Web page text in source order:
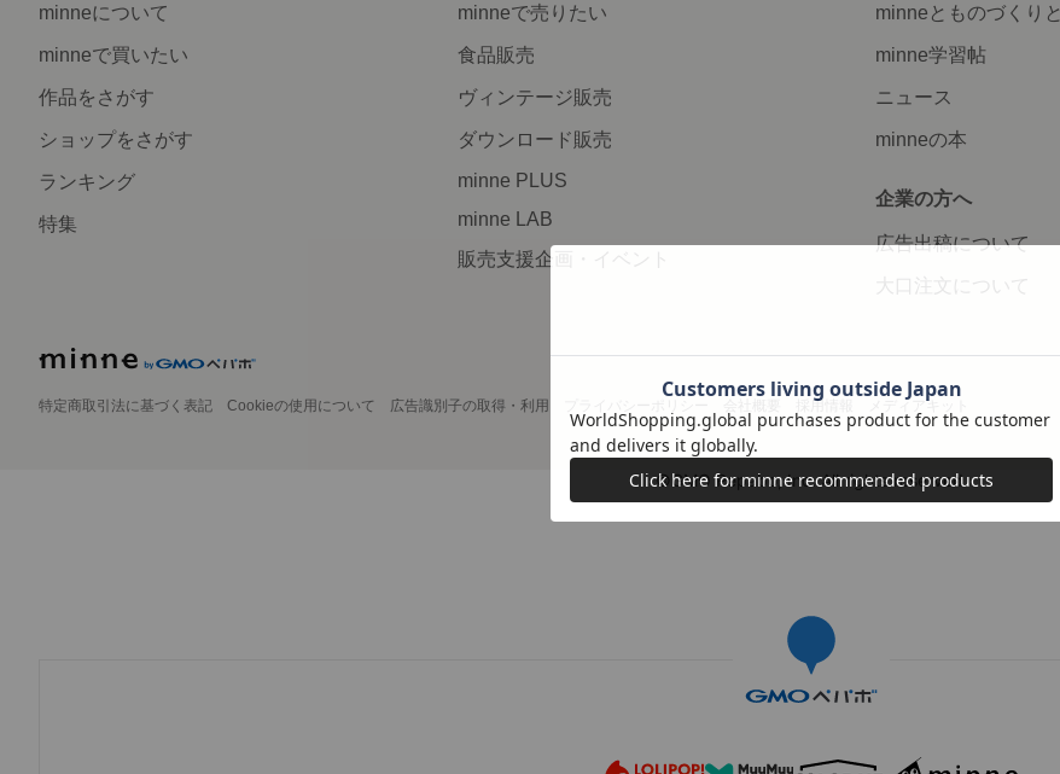
minneについて
minneで買いたい
作品をさがす
ショップをさがす
ランキング
特集
minneで売りたい
食品販売
ヴィンテージ販売
ダウンロード販売
minne PLUS
minne LAB
販売支援企画・イベント
minneとものづくりと
minne学習帖
ニュース
minneの本
企業の方へ
広告出稿について
大口注文について
特定商取引法に基づく表記 Cookieの使用について 広告識別子の取得・利用 採用情報 メディアキット
©GMO Pepabo, Inc. All rights reserved.